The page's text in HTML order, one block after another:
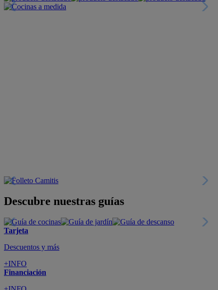
Descubre nuestras guías
Tarjeta
Descuentos y más
+INFO
Financiación